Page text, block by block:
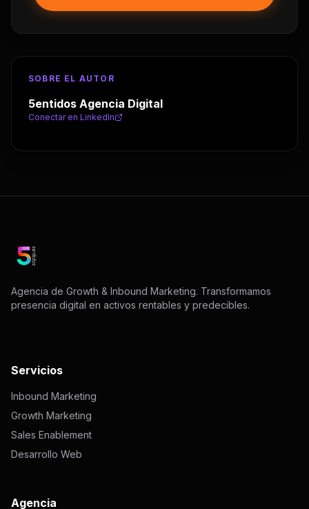
SOBRE EL AUTOR
5entidos Agencia Digital
Conectar en LinkedIn
Agencia de Growth & Inbound Marketing. Transformamos
presencia digital en activos rentables y predecibles.
Servicios
Inbound Marketing
Growth Marketing
Sales Enablement
Desarrollo Web
Agencia